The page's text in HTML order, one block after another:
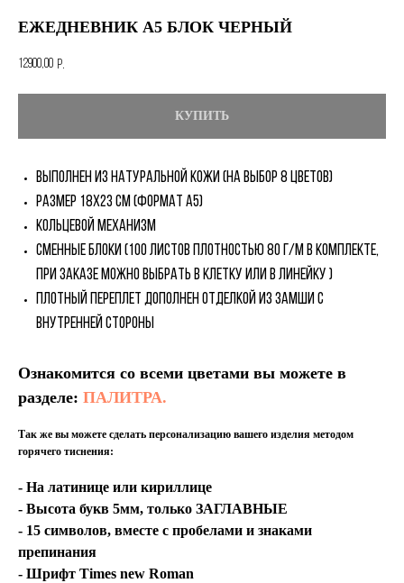
ЕЖЕДНЕВНИК А5 БЛОК ЧЕРНЫЙ
12900,00 р.
КУПИТЬ
Выполнен из натуральной кожи (на выбор 8 цветов)
Размер 18х23 см (Формат А5)
Кольцевой механизм
Сменные блоки (100 листов плотностью 80 г/м в комплекте,
при заказе можно выбрать в клетку или в линейку )
Плотный переплет дополнен отделкой из замши с
внутренней стороны
Ознакомится со всеми цветами вы можете в
разделе: ПАЛИТРА.
Так же вы можете сделать персонализацию вашего изделия методом
горячего тиснения:
- На латинице или кириллице
- Высота букв 5мм, только ЗАГЛАВНЫЕ
- 15 символов, вместе с пробелами и знаками
препинания
- Шрифт Times new Roman